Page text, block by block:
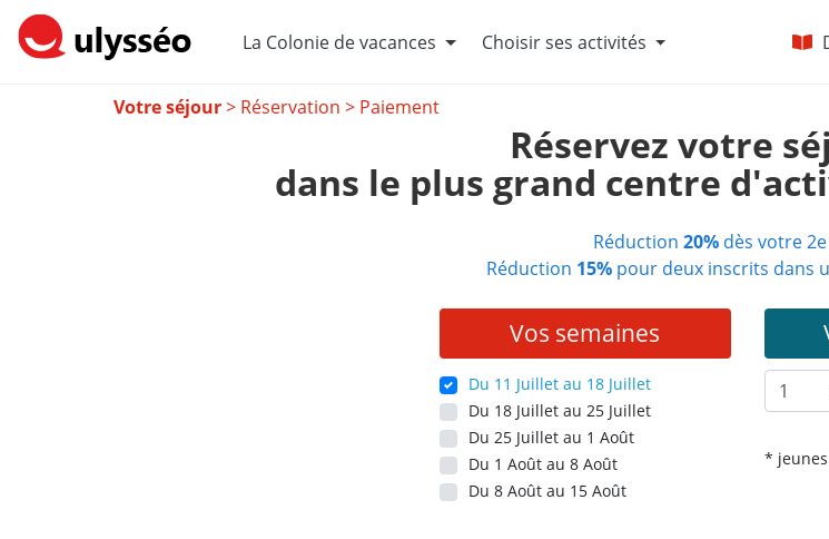
La Colonie de vacances Choisir ses activités
Votre séjour> Réservation > Paiement
Réservez votre
dans le plus grand centre
Réduction 20% dès votre
Réduction 15%pour deux inscrits dans
Vos semaines
Du 11 Juillet au 18 Juillet
Du 18 Juillet au 25 Juillet
Du 25 Juillet au 1 Août
Du 1 Août au 8 Août
Du 8 Août au 15 Août
*